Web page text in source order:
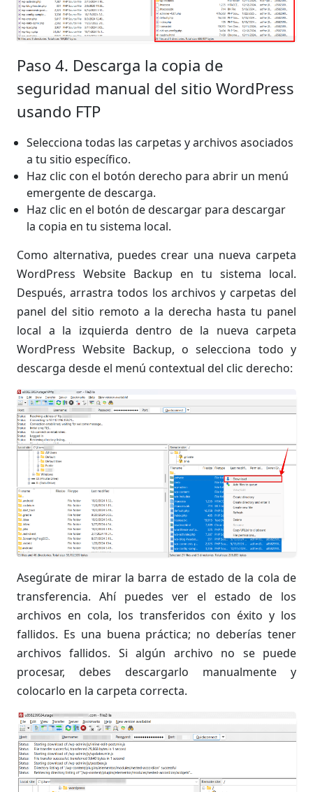
Paso 4. Descarga la copia de
seguridad manual del sitio WordPress
usando FTP
Selecciona todas las carpetas y archivos asociados
a tu sitio específico.
Haz clic con el botón derecho para abrir un menú
emergente de descarga.
Haz clic en el botón de descargar para descargar
la copia en tu sistema local.
Como alternativa, puedes crear una nueva carpeta
WordPress Website Backup en tu sistema local.
Después, arrastra todos los archivos y carpetas del
panel del sitio remoto a la derecha hasta tu panel
local a la izquierda dentro de la nueva carpeta
WordPress Website Backup, o selecciona todo y
descarga desde el menú contextual del clic derecho:
Asegúrate de mirar la barra de estado de la cola de
transferencia. Ahí puedes ver el estado de los
archivos en cola, los transferidos con éxito y los
fallidos. Es una buena práctica; no deberías tener
archivos fallidos. Si algún archivo no se puede
procesar, debes descargarlo manualmente y
colocarlo en la carpeta correcta.